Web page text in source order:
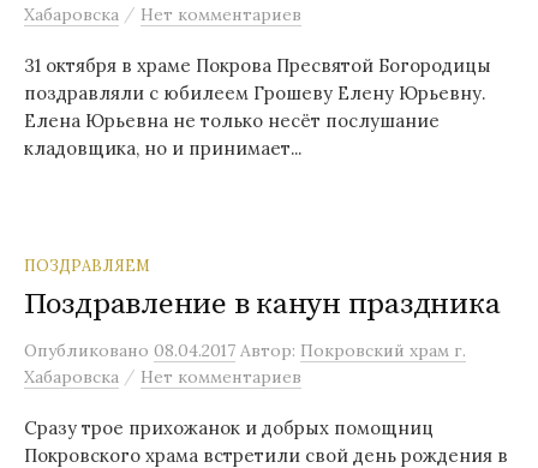
Хабаровска / Нет комментариев
31 октября в храме Покрова Пресвятой Богородицы
поздравляли с юбилеем Грошеву Елену Юрьевну.
Елена Юрьевна не только несёт послушание
кладовщика, но и принимает...
ПОЗДРАВЛЯЕМ
Поздравление в канун праздника
Опубликовано 08.04.2017 Автор: Покровский храм г.
Хабаровска / Нет комментариев
Сразу трое прихожанок и добрых помощниц
Покровского храма встретили свой день рождения в